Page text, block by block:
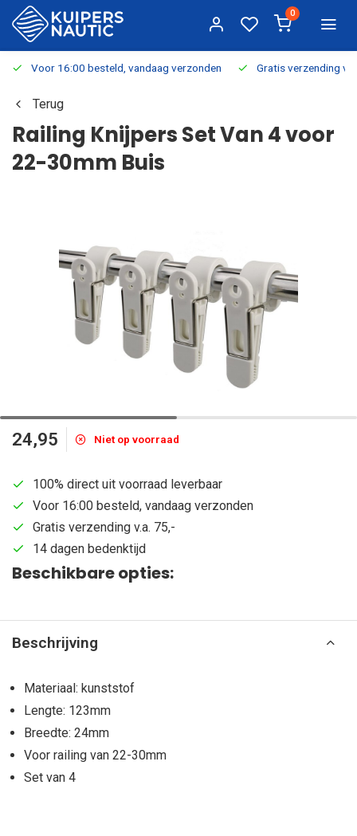
0
Voor 16:00 besteld, vandaag verzonden Gratis verzending
Terug
Railing Knijpers Set Van 4 voor
22-30mm Buis
24,95 Niet op voorraad
100% direct uit voorraad leverbaar
Voor 16:00 besteld, vandaag verzonden
Gratis verzending v.a. 75,-
14 dagen bedenktijd
Beschikbare opties:
Beschrijving
Materiaal: kunststof
Lengte: 123mm
Breedte: 24mm
Voor railing van 22-30mm
Set van 4